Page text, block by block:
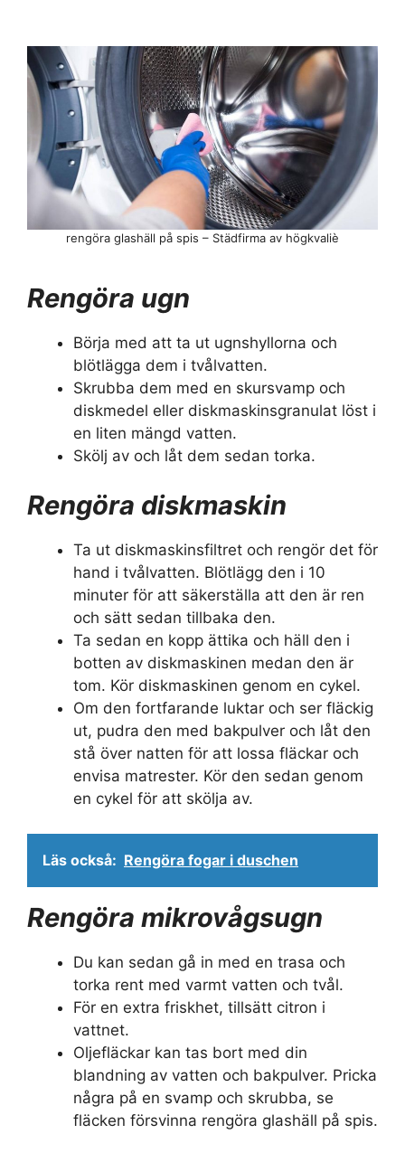
Rengöra ugn
Börja med att ta ut ugnshyllorna och
blötlägga dem i tvålvatten.
Skrubba dem med en skursvamp och
diskmedel eller diskmaskinsgranulat löst i
en liten mängd vatten.
Skölj av och låt dem sedan torka.
Rengöra diskmaskin
Ta ut diskmaskinsfiltret och rengör det för
hand i tvålvatten. Blötlägg den i 10
minuter för att säkerställa att den är ren
och sätt sedan tillbaka den.
Ta sedan en kopp ättika och häll den i
botten av diskmaskinen medan den är
tom. Kör diskmaskinen genom en cykel.
Om den fortfarande luktar och ser fläckig
ut, pudra den med bakpulver och låt den
stå över natten för att lossa fläckar och
envisa matrester. Kör den sedan genom
en cykel för att skölja av.
Läs också: Rengöra fogar i duschen
Rengöra mikrovågsugn
Du kan sedan gå in med en trasa och
torka rent med varmt vatten och tvål.
För en extra friskhet, tillsätt citron i
vattnet.
Oljefläckar kan tas bort med din
blandning av vatten och bakpulver. Pricka
några på en svamp och skrubba, se
fläcken försvinna rengöra glashäll på spis.
rengöra glashäll på spis – Städfirma av högkvaliè